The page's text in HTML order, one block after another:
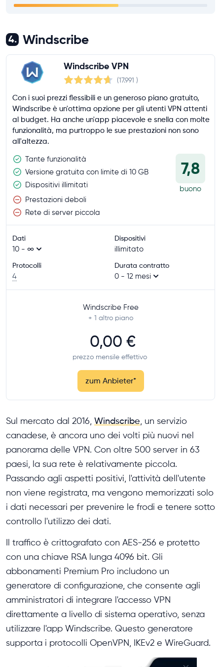
4. Windscribe
Windscribe VPN
(17.991 )
Con i suoi prezzi flessibili e un generoso piano gratuito,
Windscribe è un'ottima opzione per gli utenti VPN attenti
al budget. Ha anche un'app piacevole e snella con molte
funzionalità, ma purtroppo le sue prestazioni non sono
all'altezza.
Tante funzionalità
Versione gratuita con limite di 10 GB
Dispositivi illimitati
Prestazioni deboli
Rete di server piccola
7,8
buono
Dati
10 - ∞
Dispositivi
illimitato
Protocolli
4
Durata contratto
0 - 12 mesi
Windscribe Free
+ 1 altro piano
0,00 €
prezzo mensile effettivo
zum Anbieter*
Sul mercato dal 2016, Windscribe, un servizio
canadese, è ancora uno dei volti più nuovi nel
panorama delle VPN. Con oltre 500 server in 63
paesi, la sua rete è relativamente piccola.
Passando agli aspetti positivi, l'attività dell'utente
non viene registrata, ma vengono memorizzati solo
i dati necessari per prevenire le frodi e tenere sotto
controllo l'utilizzo dei dati.
Il traffico è crittografato con AES-256 e protetto
con una chiave RSA lunga 4096 bit. Gli
abbonamenti Premium Pro includono un
generatore di configurazione, che consente agli
amministratori di integrare l'accesso VPN
direttamente a livello di sistema operativo, senza
utilizzare l'app Windscribe. Questo generatore
supporta i protocolli OpenVPN, IKEv2 e WireGuard.